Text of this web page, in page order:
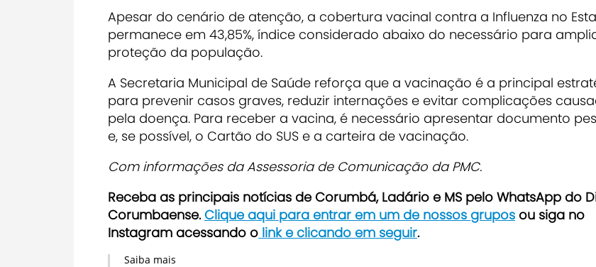
Apesar do cenário de atenção, a cobertura vacinal contra a Influenza no
permanece em 43,85%, índice considerado abaixo do necessário para
proteção da população.
A Secretaria Municipal de Saúde reforça que a vacinação é a principal
para prevenir casos graves, reduzir internações e evitar complicações
pela doença. Para receber a vacina, é necessário apresentar documento
e, se possível, o Cartão do SUS e a carteira de vacinação.
Com informações da Assessoria de Comunicação da PMC.
Receba as principais notícias de Corumbá, Ladário e MS pelo WhatsApp do
Corumbaense.Clique aqui para entrar em um de nossos grupos ou siga no
Instagram acessando o link e clicando em seguir.
Saiba mais